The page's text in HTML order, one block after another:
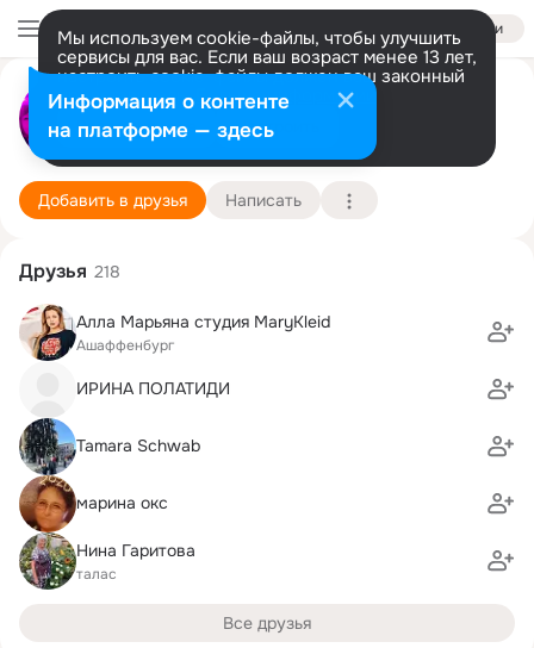
Войти
Мы используем cookie-файлы, чтобы улучшить
сервисы для вас. Если ваш возраст менее 13 лет,
настроить cookie-файлы должен ваш законный
представитель. Больше информации
Разрешить все Настроить
М и Ю ЕГАРМИНЫ
Мангейм 21 ноября Подробнее
Добавить в друзья Написать
Друзья 218
Алла Марьяна студия MaryKleid
Ашаффенбург
ИРИНА ПОЛАТИДИ
Tamara Schwab
марина окс
Нина Гаритова
талас
Все друзья
Информация о контенте
на платформе — здесь